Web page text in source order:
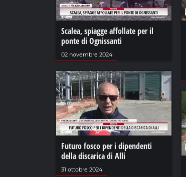
Scalea, spiagge affollate per il
ponte di Ognissanti
02 novembre 2024
Futuro fosco per i dipendenti
della discarica di Alli
31 ottobre 2024